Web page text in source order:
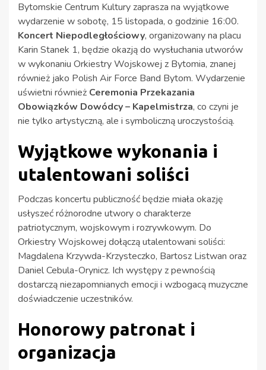
Bytomskie Centrum Kultury zaprasza na wyjątkowe
wydarzenie w sobotę, 15 listopada, o godzinie 16:00.
Koncert Niepodległościowy, organizowany na placu
Karin Stanek 1, będzie okazją do wysłuchania utworów
w wykonaniu Orkiestry Wojskowej z Bytomia, znanej
również jako Polish Air Force Band Bytom. Wydarzenie
uświetni również Ceremonia Przekazania
Obowiązków Dowódcy – Kapelmistrza, co czyni je
nie tylko artystyczną, ale i symboliczną uroczystością.
Wyjątkowe wykonania i
utalentowani soliści
Podczas koncertu publiczność będzie miała okazję
usłyszeć różnorodne utwory o charakterze
patriotycznym, wojskowym i rozrywkowym. Do
Orkiestry Wojskowej dołączą utalentowani soliści:
Magdalena Krzywda-Krzysteczko, Bartosz Listwan oraz
Daniel Cebula-Orynicz. Ich występy z pewnością
dostarczą niezapomnianych emocji i wzbogacą muzyczne
doświadczenie uczestników.
Honorowy patronat i
organizacja